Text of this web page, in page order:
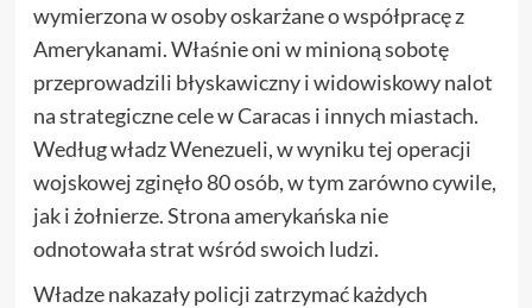
wymierzona w osoby oskarżane o współpracę z
Amerykanami. Właśnie oni w minioną sobotę
przeprowadzili błyskawiczny i widowiskowy nalot
na strategiczne cele w Caracas i innych miastach.
Według władz Wenezueli, w wyniku tej operacji
wojskowej zginęło 80 osób, w tym zarówno cywile,
jak i żołnierze. Strona amerykańska nie
odnotowała strat wśród swoich ludzi.
Władze nakazały policji zatrzymać każdych